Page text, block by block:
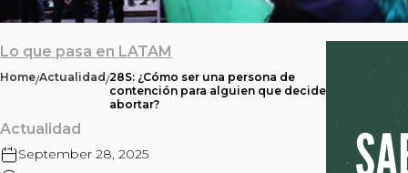
Lo que pasa en LATAM
Home/Actualidad/28S: ¿Cómo ser una persona de
contención para alguien que decide
abortar?
Actualidad
September 28, 2025